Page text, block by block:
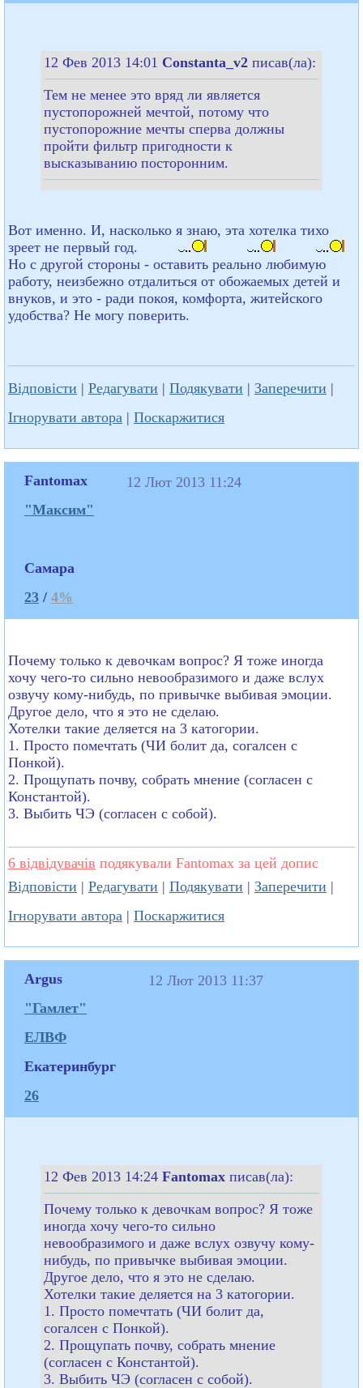
12 Фев 2013 14:01 Constanta_v2 писав(ла):
Тем не менее это вряд ли является
пустопорожней мечтой, потому что
пустопорожние мечты сперва должны
пройти фильтр пригодности к
высказыванию посторонним.
Вот именно. И, насколько я знаю, эта хотелка тихо
зреет не первый год.
Но с другой стороны - оставить реально любимую
работу, неизбежно отдалиться от обожаемых детей и
внуков, и это - ради покоя, комфорта, житейского
удобства? Не могу поверить.
Відповісти | Редагувати | Подякувати | Заперечити |
Ігнорувати автора | Поскаржитися
Fantomax
"Максим"
Самара
23 / 4%
12 Лют 2013 11:24
Почему только к девочкам вопрос? Я тоже иногда
хочу чего-то сильно невообразимого и даже вслух
озвучу кому-нибудь, по привычке выбивая эмоции.
Другое дело, что я это не сделаю.
Хотелки такие деляется на 3 катогории.
1. Просто помечтать (ЧИ болит да, согалсен с
Понкой).
2. Прощупать почву, собрать мнение (согласен с
Константой).
3. Выбить ЧЭ (согласен с собой).
6 відвідувачів подякували Fantomax за цей допис
Відповісти | Редагувати | Подякувати | Заперечити |
Ігнорувати автора | Поскаржитися
Argus
"Гамлет"
ЕЛВФ
Екатеринбург
26
12 Лют 2013 11:37
12 Фев 2013 14:24 Fantomax писав(ла):
Почему только к девочкам вопрос? Я тоже
иногда хочу чего-то сильно
невообразимого и даже вслух озвучу кому-
нибудь, по привычке выбивая эмоции.
Другое дело, что я это не сделаю.
Хотелки такие деляется на 3 катогории.
1. Просто помечтать (ЧИ болит да,
согалсен с Понкой).
2. Прощупать почву, собрать мнение
(согласен с Константой).
3. Выбить ЧЭ (согласен с собой).